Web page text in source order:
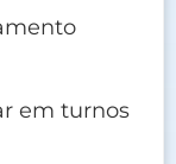
em turnos